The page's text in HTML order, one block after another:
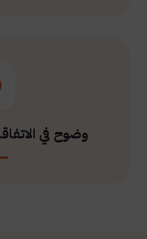
وضوح في